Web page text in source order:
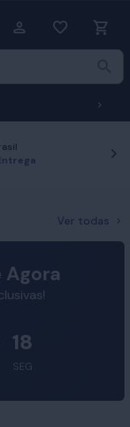
Ver todas
17
SEG